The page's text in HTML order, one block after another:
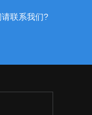
联系我们?